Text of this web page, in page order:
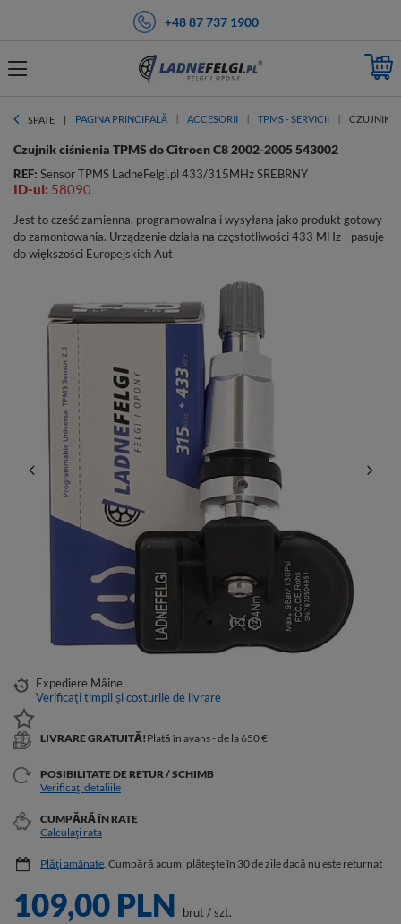
+48 87 737 1900
SPATE PAGINA PRINCIPALĂ ACCESORII TPMS - SERVICII CZUJNIK
Czujnik ciśnienia TPMS do Citroen C8 2002-2005 543002
REF: Sensor TPMS LadneFelgi.pl 433/315MHz SREBRNY
ID-ul: 58090
Jest to cześć zamienna, programowalna i wysyłana jako produkt gotowy
do zamontowania. Urządzenie działa na częstotliwości 433 MHz - pasuje
do większości Europejskich Aut
109,00 PLN brut/szt.
Expediere Mâine
Verificați timpii și costurile de livrare
LIVRARE GRATUITĂ! Plată în avans - de la 650 €
POSIBILITATE DE RETUR / SCHIMB
Verificați detaliile
CUMPĂRĂ ÎN RATE
Calculați rata
Plăți amânate. Cumpără acum, plătește în 30 de zile dacă nu este returnat